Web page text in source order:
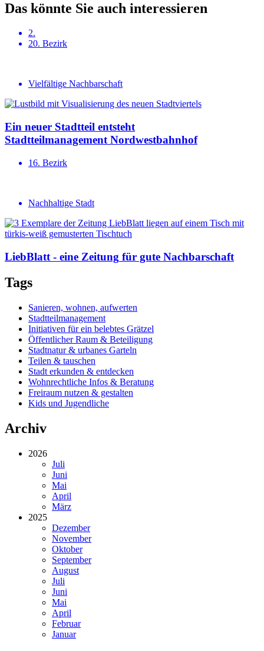
Das könnte Sie auch interessieren
2.
20. Bezirk
Vielfältige Nachbarschaft
Ein neuer Stadtteil entsteht
Stadtteil­ma­na­gement Nordwest­bahnhof
16. Bezirk
Nachhaltige Stadt
LiebBlatt - eine Zeitung für gute Nachbar­schaft
Tags
Sanieren, wohnen, aufwerten
Stadtteilmanagement
Initiativen für ein belebtes Grätzel
Öffentlicher Raum & Beteiligung
Stadtnatur & urbanes Garteln
Teilen & tauschen
Stadt erkunden & entdecken
Wohnrechtliche Infos & Beratung
Freiraum nutzen & gestalten
Kids und Jugendliche
Archiv
2026
Juli
Juni
Mai
April
März
2025
Dezember
November
Oktober
September
August
Juli
Juni
Mai
April
Februar
Januar